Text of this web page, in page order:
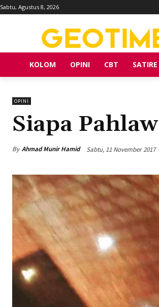
Sabtu, Agustus 8, 2026
KOLOM OPINI CBT SATIRE
OPINI
Siapa
By Ahmad Munir Hamid Sabtu, 11 November 2017